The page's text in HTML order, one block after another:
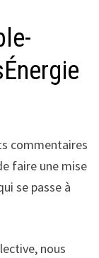
commentaires
faire une mise
se passe à
nous